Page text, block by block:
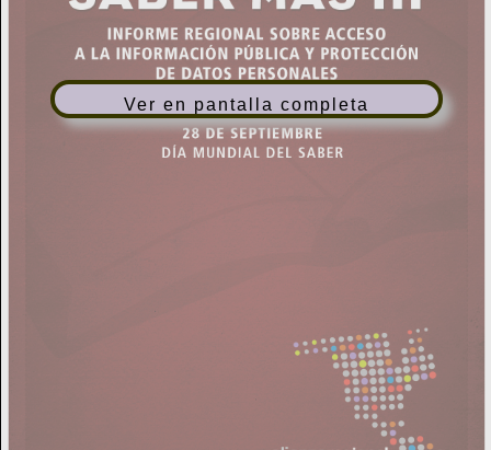
Ver en pantalla completa